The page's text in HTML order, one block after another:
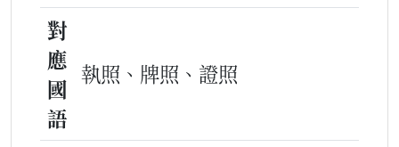
對
應
國
語
執照、牌照、證照